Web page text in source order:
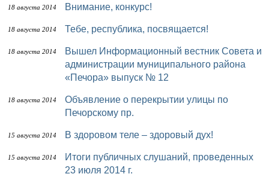
18 августа 2014 Внимание, конкурс!
18 августа 2014 Тебе, республика, посвящается!
18 августа 2014
Вышел Информационный вестник Совета и
администрации муниципального района
«Печора» выпуск № 12
18 августа 2014
Объявление о перекрытии улицы по
Печорскому пр.
15 августа 2014 В здоровом теле – здоровый дух!
15 августа 2014
Итоги публичных слушаний, проведенных
23 июля 2014 г.